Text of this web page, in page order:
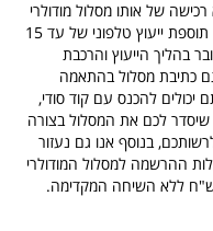
רכישה של אותו מסלול מודולרי
מצליח שיש לנו באתר יוון והאיים אבל גם עם תוספת ייעוץ טלפוני של עד 15
בהליך הייעוץ והרכבת
1500 ש"ח הכולל גם כתיבת מסלול בהתאמה
יכולים להכנס עם קוד סודי,
לכם את המסלול בצורה
בנוסף אנו גם נעזור
ההרשמה למסלול המודולרי